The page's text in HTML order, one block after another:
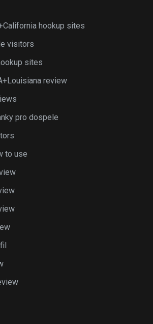
hookup sites
visitors
sites
review
pro dospele
to use